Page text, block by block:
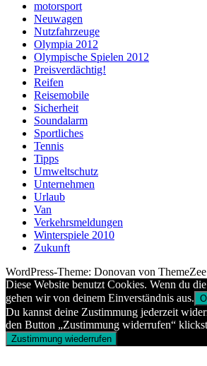
motorsport
Neuwagen
Nutzfahrzeuge
Olympia 2012
Olympische Spielen 2012
Preisverdächtig!
Reifen
Reisemobile
Sicherheit
Soundalarm
Sportliches
Tennis
Tipps
Umweltschutz
Unternehmen
Urlaub
Van
Verkehrsmeldungen
Winterspiele 2010
Zukunft
WordPress-Theme: Donovan von
Diese Website benutzt Cookies. Wenn du
gehen wir von deinem Einverständnis aus.
Du kannst deine Zustimmung jederzeit
den Button „Zustimmung widerrufen“
Zustimmung wiederrufen